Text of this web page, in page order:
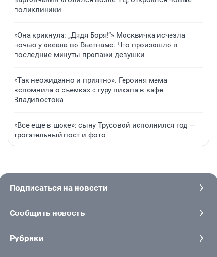
поликлиники
«Она крикнула: „Дядя Боря!“» Москвичка исчезла
ночью у океана во Вьетнаме. Что произошло в
последние минуты пропажи девушки
«Так неожиданно и приятно». Героиня мема
вспомнила о съемках с гуру пикапа в кафе
Владивостока
«Все еще в шоке»: сыну Трусовой исполнился год —
трогательный пост и фото
Подписаться на новости
Сообщить новость
Рубрики